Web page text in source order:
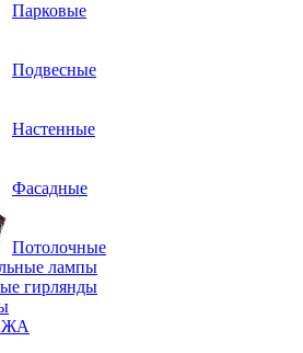
Парковые
Подвесные
Настенные
Фасадные
Потолочные
лампы
гирлянды